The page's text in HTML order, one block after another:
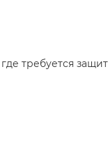
требуется